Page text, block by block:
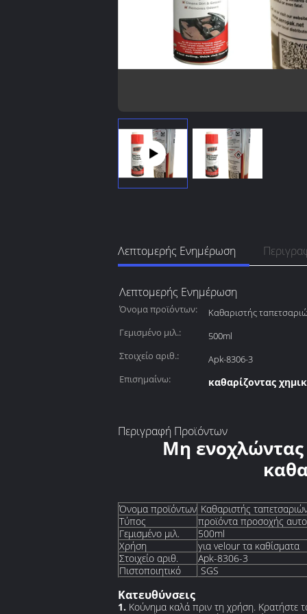
Λεπτομερής Ενημέρωση
Λεπτομερής Ενημέρωση
Όνομα προϊόντων:
Καθαριστής
Γεμισμένο μιλ.:
500ml
Στοιχείο αριθ.:
Apk-8306-3
Επισημαίνω:
καθαρίζοντας
Περιγραφή Προϊόντων
Μη ενοχλώντας
Όνομα προϊόντων Καθαριστής
Τύπος
προϊόντα προσοχής
Γεμισμένο μιλ.
500ml
Χρήση
για velour τα καθίσματα
Στοιχείο αριθ.
Apk-8306-3
Πιστοποιητικό
SGS
Κατευθύνσεις
1. Κούνημα καλά πριν τη χρήση. Κρατήστε